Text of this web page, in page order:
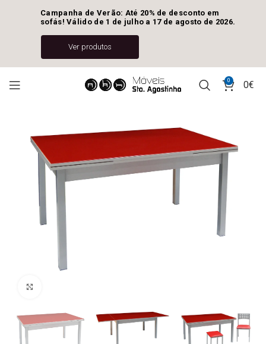
0 0€
Campanha de Verão: Até 20% de desconto em
sofás! Válido de 1 de julho a 17 de agosto de 2026.
Ver produtos